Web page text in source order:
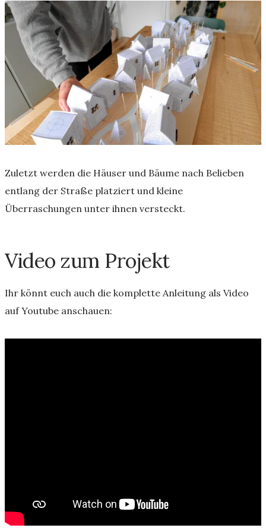
Zuletzt werden die Häuser und Bäume nach Belieben
entlang der Straße platziert und kleine
Überraschungen unter ihnen versteckt.
Video zum Projekt
Ihr könnt euch auch die komplette Anleitung als Video
auf Youtube anschauen: